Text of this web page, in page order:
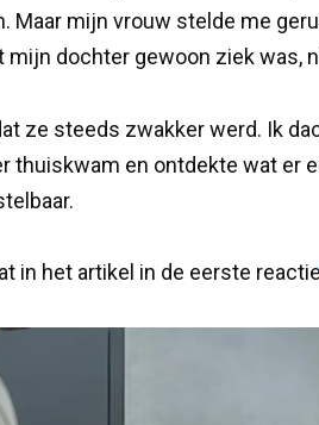
Maar mijn vrouw stelde me
mijn dochter gewoon ziek was,
ze steeds zwakker werd. Ik
thuiskwam en ontdekte wat er
in het artikel in de eerste reactie